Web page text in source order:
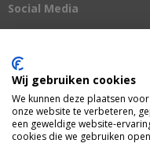
Social Media
Wij gebruiken cookies
We kunnen deze plaatsen
onze website te verbeteren,
een geweldige website-
cookies die we gebruiken